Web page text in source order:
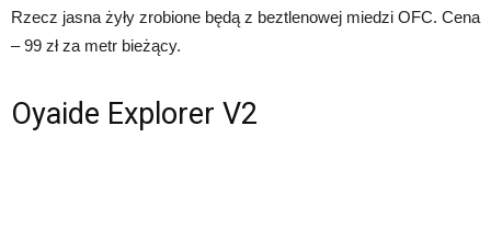
Rzecz jasna żyły zrobione będą z beztlenowej miedzi OFC. Cena
– 99 zł za metr bieżący.
Oyaide Explorer V2